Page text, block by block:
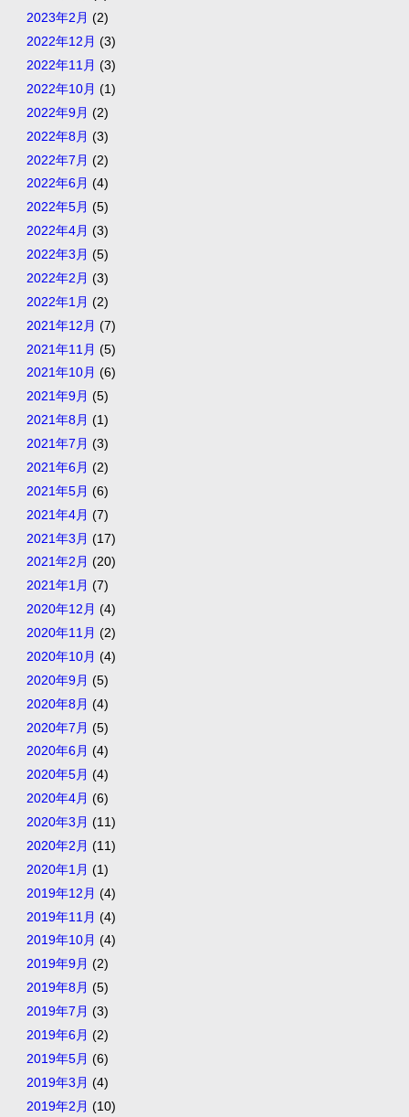
2023年2月 (2)
2022年12月 (3)
2022年11月 (3)
2022年10月 (1)
2022年9月 (2)
2022年8月 (3)
2022年7月 (2)
2022年6月 (4)
2022年5月 (5)
2022年4月 (3)
2022年3月 (5)
2022年2月 (3)
2022年1月 (2)
2021年12月 (7)
2021年11月 (5)
2021年10月 (6)
2021年9月 (5)
2021年8月 (1)
2021年7月 (3)
2021年6月 (2)
2021年5月 (6)
2021年4月 (7)
2021年3月 (17)
2021年2月 (20)
2021年1月 (7)
2020年12月 (4)
2020年11月 (2)
2020年10月 (4)
2020年9月 (5)
2020年8月 (4)
2020年7月 (5)
2020年6月 (4)
2020年5月 (4)
2020年4月 (6)
2020年3月 (11)
2020年2月 (11)
2020年1月 (1)
2019年12月 (4)
2019年11月 (4)
2019年10月 (4)
2019年9月 (2)
2019年8月 (5)
2019年7月 (3)
2019年6月 (2)
2019年5月 (6)
2019年3月 (4)
2019年2月 (10)